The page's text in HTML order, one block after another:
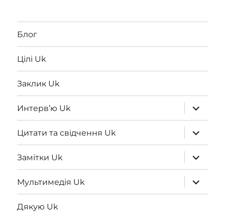
Блог
Цілі Uk
Заклик Uk
Интерв’ю Uk
expand
child
menu
Цитати та свідчення Uk
expand
child
menu
Замітки Uk
expand
child
menu
Мультимедія Uk
expand
child
menu
Дякую Uk